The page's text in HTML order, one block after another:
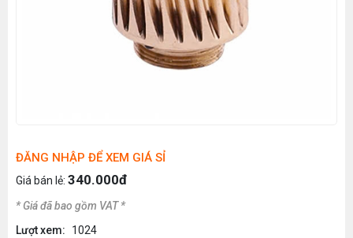
ĐĂNG NHẬP ĐỂ XEM GIÁ SỈ
Giá bán lẻ: 340.000đ
* Giá đã bao gồm VAT *
Lượt xem:
1024